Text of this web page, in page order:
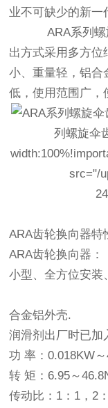
业不可缺少的新一
ARA系列螺旋
出方式采用多方位
小、重量轻，铝合
低，使用范围广，
列螺旋伞
src="/
ARA齿轮换向器特
ARA齿轮换向器：
小型、全方位安装
合金铝外壳.
润滑剂出厂时已加
功 率：0.018KW～
转 矩：6.95～
传动比：1：1，2